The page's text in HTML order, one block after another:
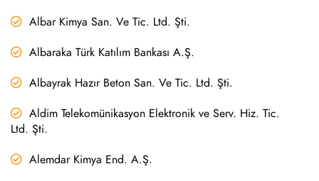
Albar Kimya San. Ve Tic. Ltd. Şti.
Albaraka Türk Katılım Bankası A.Ş.
Albayrak Hazır Beton San. Ve Tic. Ltd. Şti.
Aldim Telekomünikasyon Elektronik ve Serv. Hiz. Tic.
Ltd. Şti.
Alemdar Kimya End. A.Ş.